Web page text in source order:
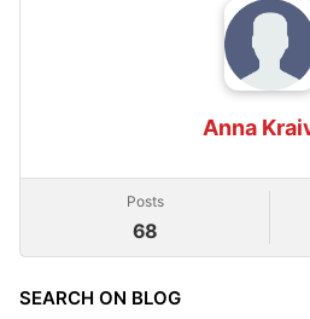
Anna
Posts
68
SEARCH ON BLOG